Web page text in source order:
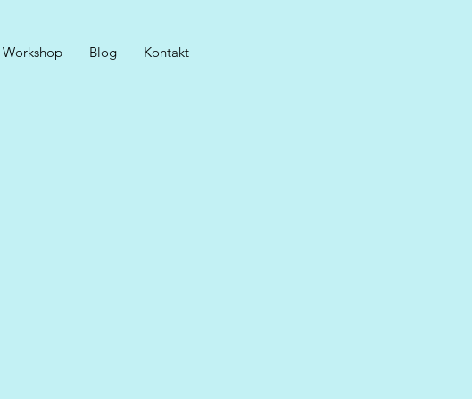
Workshop Blog Kontakt